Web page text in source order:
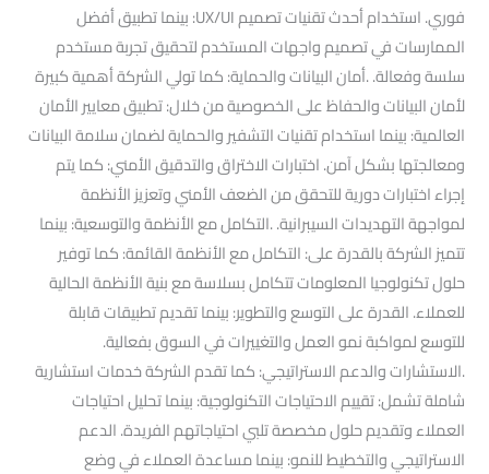
فوري. استخدام أحدث تقنيات تصميم UX/UI: بينما تطبيق أفضل
الممارسات في تصميم واجهات المستخدم لتحقيق تجربة مستخدم
سلسة وفعالة. .أمان البيانات والحماية: كما تولي الشركة أهمية كبيرة
لأمان البيانات والحفاظ على الخصوصية من خلال: تطبيق معايير الأمان
العالمية: بينما استخدام تقنيات التشفير والحماية لضمان سلامة البيانات
ومعالجتها بشكل آمن. اختبارات الاختراق والتدقيق الأمني: كما يتم
إجراء اختبارات دورية للتحقق من الضعف الأمني وتعزيز الأنظمة
لمواجهة التهديدات السيبرانية. .التكامل مع الأنظمة والتوسعية: بينما
تتميز الشركة بالقدرة على: التكامل مع الأنظمة القائمة: كما توفير
حلول تكنولوجيا المعلومات تتكامل بسلاسة مع بنية الأنظمة الحالية
للعملاء. القدرة على التوسع والتطوير: بينما تقديم تطبيقات قابلة
للتوسع لمواكبة نمو العمل والتغييرات في السوق بفعالية.
.الاستشارات والدعم الاستراتيجي: كما تقدم الشركة خدمات استشارية
شاملة تشمل: تقييم الاحتياجات التكنولوجية: بينما تحليل احتياجات
العملاء وتقديم حلول مخصصة تلبي احتياجاتهم الفريدة. الدعم
الاستراتيجي والتخطيط للنمو: بينما مساعدة العملاء في وضع